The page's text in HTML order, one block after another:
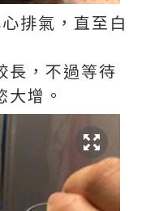
排氣，直至白
長，不過等待
增。